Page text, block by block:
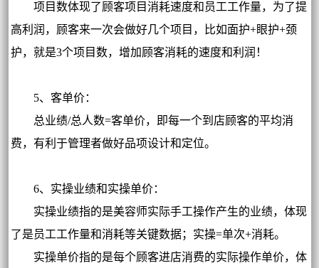
项目数体现了顾客项目消耗速度和员工工作量，为了提
高利润，顾客来一次会做好几个项目，比如面护+眼护+颈
护，就是3个项目数，增加顾客消耗的速度和利润！
5、客单价：
总业绩/总人数=客单价，即每一个到店顾客的平均消
费，有利于管理者做好品项设计和定位。
6、实操业绩和实操单价：
实操业绩指的是美容师实际手工操作产生的业绩，体现
了是员工工作量和消耗等关键数据；实操=单次+消耗。
实操单价指的是每个顾客进店消费的实际操作单价，体